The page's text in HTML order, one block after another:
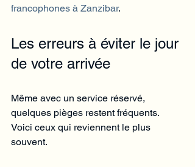
francophones à Zanzibar.
Les erreurs à éviter le jour
de votre arrivée
Même avec un service réservé,
quelques pièges restent fréquents.
Voici ceux qui reviennent le plus
souvent.